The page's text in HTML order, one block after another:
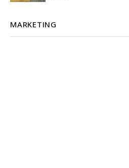
MARKETING